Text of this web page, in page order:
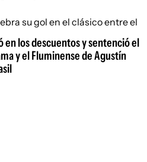
en los descuentos y sentenció el
y el Fluminense de Agustín